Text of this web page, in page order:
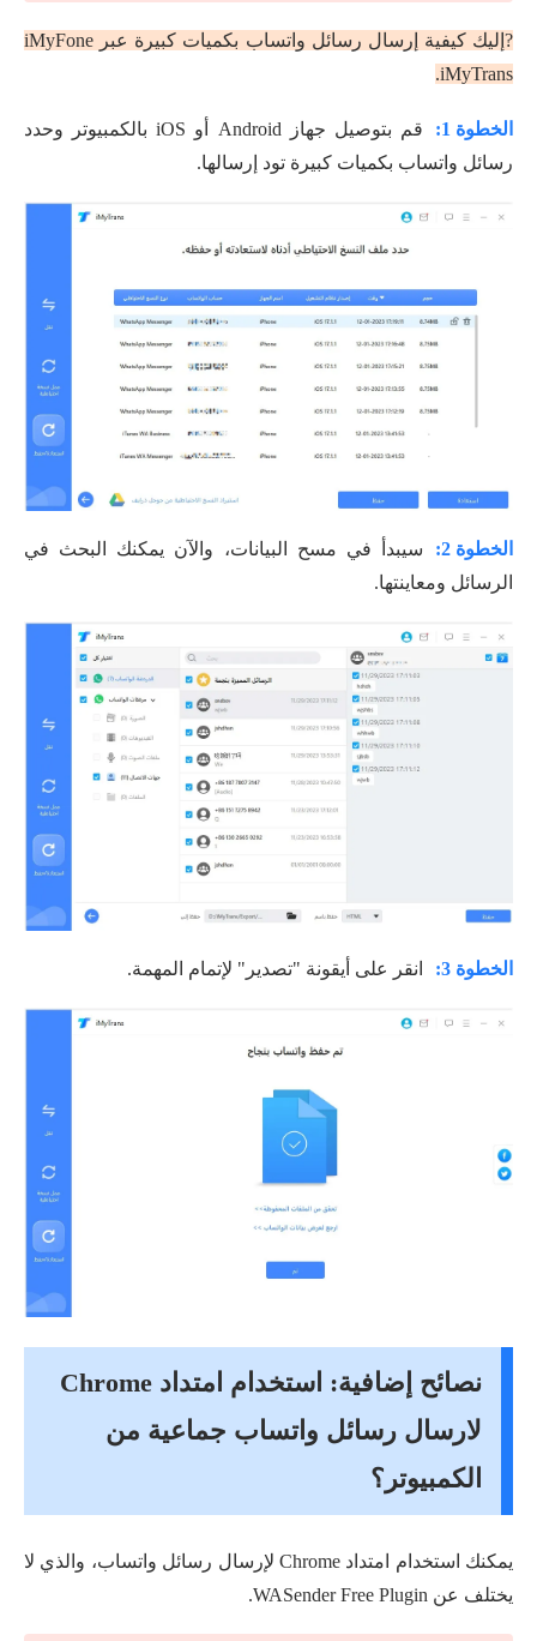
?إليك كيفية إرسال رسائل واتساب بكميات كبيرة عبر iMyFone
iMyTrans.
الخطوة 1:
قم بتوصيل جهاز Android أو iOS بالكمبيوتر وحدد
رسائل واتساب بكميات كبيرة تود إرسالها.
الخطوة 2:
سيبدأ في مسح البيانات، والآن يمكنك البحث في
الرسائل ومعاينتها.
الخطوة 3: انقر على أيقونة "تصدير" لإتمام المهمة.
نصائح إضافية: استخدام امتداد Chrome
لارسال رسائل واتساب جماعية من
الكمبيوتر؟
يمكنك استخدام امتداد Chrome لإرسال رسائل واتساب، والذي لا
يختلف عن WASender Free Plugin.